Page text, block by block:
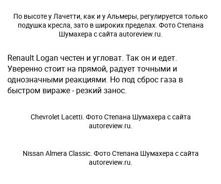
По высоте у Лачетти, как и у Альмеры, регулируется только
подушка кресла, зато в широких пределах. Фото Степана
Шумахера с сайта autoreview.ru.
Renault Logan честен и угловат. Так он и едет.
Уверенно стоит на прямой, радует точными и
однозначными реакциями. Но под сброс газа в
быстром вираже - резкий занос.
Chevrolet Lacetti. Фото Степана Шумахера с сайта
autoreview.ru.
Nissan Almera Classic. Фото Степана Шумахера с сайта
autoreview.ru.